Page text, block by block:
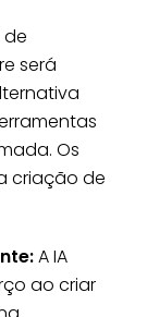
de
será
Os
criação de
A IA
ao criar